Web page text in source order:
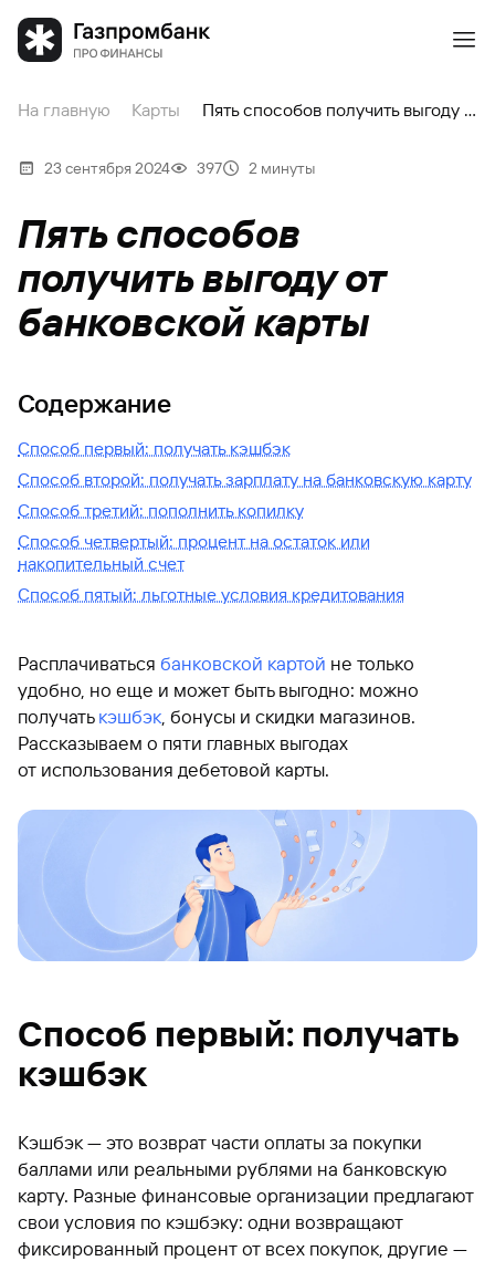
На главную Карты Пять способов получить выгоду от банковской карты
23 сентября 2024 397 2 минуты
Пять способов
получить выгоду от
банковской карты
Содержание
Способ первый: получать кэшбэк
Способ второй: получать зарплату на банковскую карту
Способ третий: пополнить копилку
Способ четвертый: процент на остаток или
накопительный счет
Способ пятый: льготные условия кредитования
Расплачиваться банковской картой не только
удобно, но еще и может быть выгодно: можно
получать кэшбэк, бонусы и скидки магазинов.
Рассказываем о пяти главных выгодах
от использования дебетовой карты.
Способ первый: получать
кэшбэк
Кэшбэк — это возврат части оплаты за покупки
баллами или реальными рублями на банковскую
карту. Разные финансовые организации предлагают
свои условия по кэшбэку: одни возвращают
фиксированный процент от всех покупок, другие —